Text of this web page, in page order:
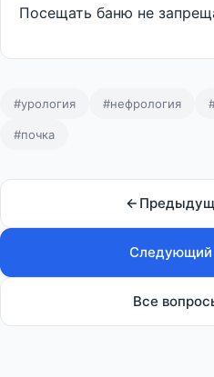
Посещать баню не
#урология #нефрология
#почка
Следующий
Все